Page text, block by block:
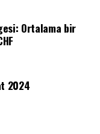
Ortalama bir
2024